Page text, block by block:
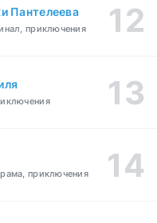
Пантелеева
приключения
приключения